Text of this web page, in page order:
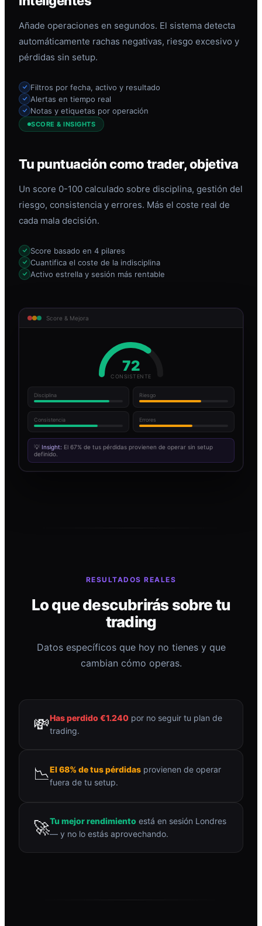
Añade operaciones en segundos. El sistema detecta
automáticamente rachas negativas, riesgo excesivo y
pérdidas sin setup.
Filtros por fecha, activo y resultado
Alertas en tiempo real
Notas y etiquetas por operación
SCORE & INSIGHTS
Tu puntuación como trader, objetiva
Un score 0-100 calculado sobre disciplina, gestión del
riesgo, consistencia y errores. Más el coste real de
cada mala decisión.
Score basado en 4 pilares
Cuantifica el coste de la indisciplina
Activo estrella y sesión más rentable
Score & Mejora
72
CONSISTENTE
Disciplina Riesgo
Consistencia Errores
💡 Insight: El 67% de tus pérdidas provienen de operar sin setup
definido.
RESULTADOS REALES
Lo que descubrirás sobre tu
trading
Datos específicos que hoy no tienes y que
cambian cómo operas.
💸Has perdido €1.240 por no seguir tu plan de
trading.
📉El 68% de tus pérdidas provienen de operar
fuera de tu setup.
🚀Tu mejor rendimiento está en sesión Londres
— y no lo estás aprovechando.